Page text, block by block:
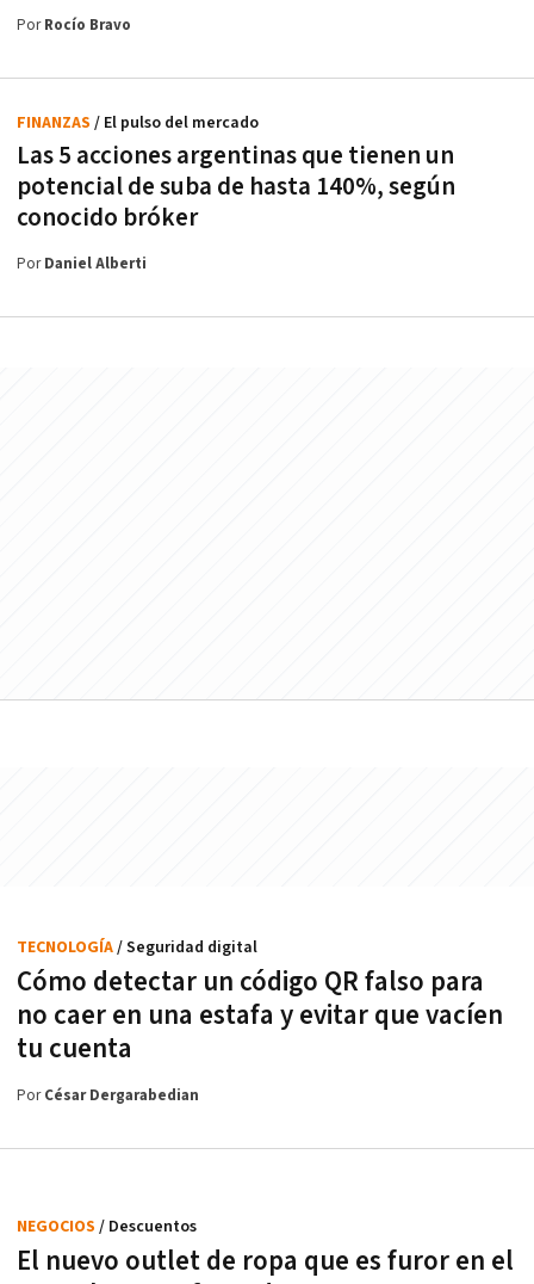
PorRocío Bravo
Las 5 acciones argentinas que tienen un
potencial de suba de hasta 140%, según
conocido bróker
FINANZAS / El pulso del mercado
PorDaniel Alberti
Cómo detectar un código QR falso para
no caer en una estafa y evitar que vacíen
tu cuenta
TECNOLOGÍA/ Seguridad digital
PorCésar Dergarabedian
El nuevo outlet de ropa que es furor en el
NEGOCIOS / Descuentos